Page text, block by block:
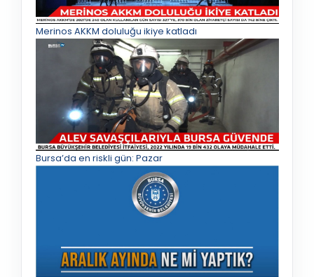
Merinos AKKM doluluğu ikiye katladı
Bursa’da en riskli gün: Pazar